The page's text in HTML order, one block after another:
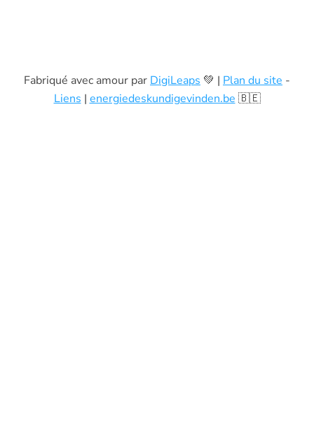
Fabriqué avec amour par DigiLeaps 💚 | Plan du site -
Liens | energiedeskundigevinden.be 🇧🇪